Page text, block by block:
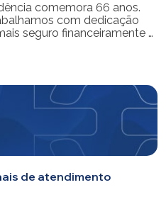
comemora 66 anos.
com dedicação
seguro financeiramente e
recursos dos nossos mais
[…]
de atendimento